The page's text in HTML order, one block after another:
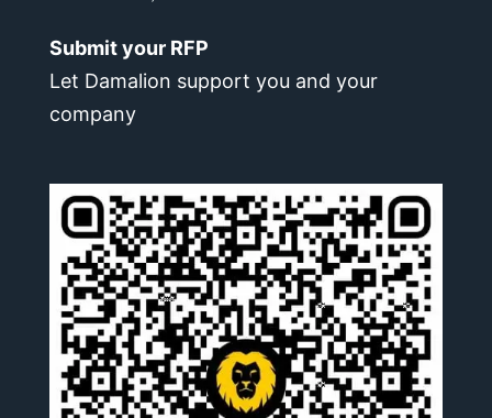
Submit your RFP
Let Damalion support you and your
company